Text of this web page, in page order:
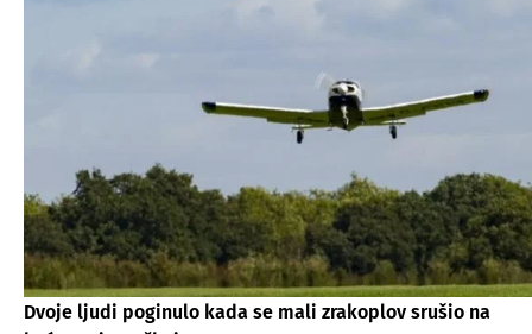
Dvoje ljudi poginulo kada se mali zrakoplov srušio na